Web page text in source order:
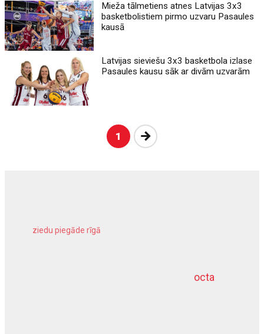
Mieža tālmetiens atnes Latvijas 3x3
basketbolistiem pirmo uzvaru Pasaules
kausā
Latvijas sieviešu 3x3 basketbola izlase
Pasaules kausu sāk ar divām uzvarām
1 Nākošā
octa
ziedu piegāde rīgā
dziļurbums